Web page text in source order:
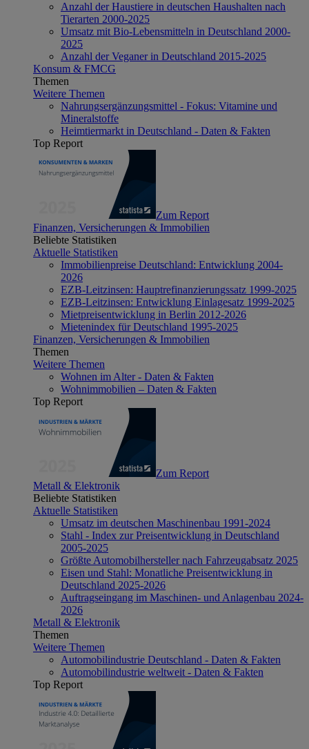
Anzahl der Haustiere in deutschen Haushalten nach
Tierarten 2000-2025
Umsatz mit Bio-Lebensmitteln in Deutschland 2000-
2025
Anzahl der Veganer in Deutschland 2015-2025
Konsum & FMCG
Themen
Weitere Themen
Nahrungsergänzungsmittel - Fokus: Vitamine und
Mineralstoffe
Heimtiermarkt in Deutschland - Daten & Fakten
Top Report
Zum Report
Finanzen, Versicherungen & Immobilien
Beliebte Statistiken
Aktuelle Statistiken
Immobilienpreise Deutschland: Entwicklung 2004-
2026
EZB-Leitzinsen: Hauptrefinanzierungssatz 1999-2025
EZB-Leitzinsen: Entwicklung Einlagesatz 1999-2025
Mietpreisentwicklung in Berlin 2012-2026
Mietenindex für Deutschland 1995-2025
Finanzen, Versicherungen & Immobilien
Themen
Weitere Themen
Wohnen im Alter - Daten & Fakten
Wohnimmobilien – Daten & Fakten
Top Report
Zum Report
Metall & Elektronik
Beliebte Statistiken
Aktuelle Statistiken
Umsatz im deutschen Maschinenbau 1991-2024
Stahl - Index zur Preisentwicklung in Deutschland
2005-2025
Größte Automobilhersteller nach Fahrzeugabsatz 2025
Eisen und Stahl: Monatliche Preisentwicklung in
Deutschland 2025-2026
Auftragseingang im Maschinen- und Anlagenbau 2024-
2026
Metall & Elektronik
Themen
Weitere Themen
Automobilindustrie Deutschland - Daten & Fakten
Automobilindustrie weltweit - Daten & Fakten
Top Report